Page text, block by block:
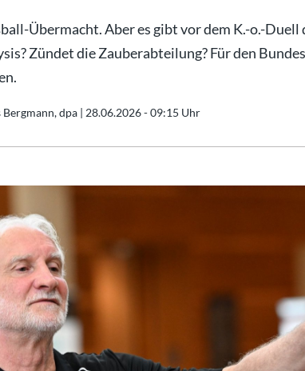
Übermacht. Aber es gibt vor dem K.-o.-Duell
Zündet die Zauberabteilung? Für den
dpa | 28.06.2026 - 09:15 Uhr